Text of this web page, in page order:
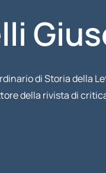
di Storia della
della rivista di